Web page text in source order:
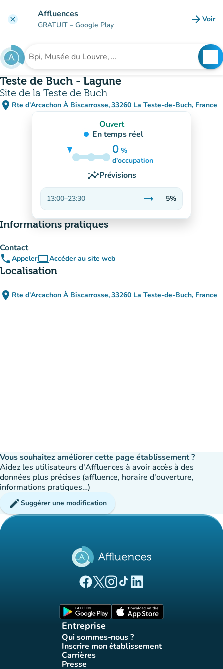
clear Affluences
GRATUIT – Google Play arrow_forward Voir
Rechercher un établissement
Teste de Buch - Lagune
Site de la Teste de Buch
place Rte d'Arcachon À Biscarrosse, 33260 La Teste-de-Buch, France
(ouvrir dans Google Maps)
(nouvel onglet)
Ouvert
En temps réel
0 %
5%
d'occupation
insightsPrévisions
13:00–23:30 trending_flat
Stable
5%
Informations pratiques
Contact
phoneAppelercomputerAccéder au site web
(nouvel onglet)
Localisation
place Rte d'Arcachon À Biscarrosse, 33260 La Teste-de-Buch, France
(ouvrir dans Google Maps)
(nouvel onglet)
Vous souhaitez améliorer cette page établissement ?
Aidez les utilisateurs d'Affluences à avoir accès à des
données plus précises (affluence, horaire d'ouverture,
informations pratiques…)
editSuggérer une modification
(nouvel onglet)
(nouvel onglet)
(nouvel onglet)
(nouvel onglet)
(nouvel onglet)
Entreprise
Qui sommes-nous ?
(nouvel onglet)
Inscrire mon établissement
(nouvel onglet)
Carrières(nouvel onglet)
Presse